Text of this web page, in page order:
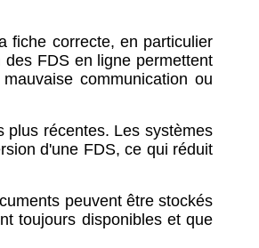
fiche correcte, en particulier
FDS en ligne permettent
communication ou
plus récentes. Les systèmes
d'une FDS, ce qui réduit
peuvent être stockés
toujours disponibles et que